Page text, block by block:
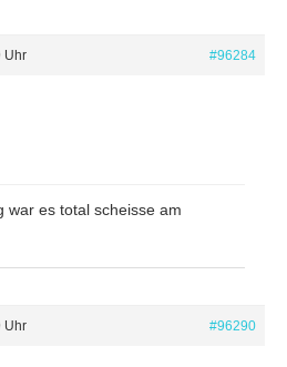
Uhr #96284
war es total scheisse am
Uhr #96290